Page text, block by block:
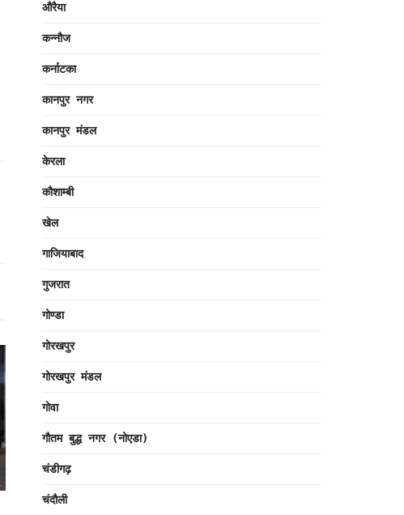
औरैया
कन्नौज
कर्नाटका
कानपुर नगर
कानपुर मंडल
केरला
कौशाम्बी
खेल
गाजियाबाद
गुजरात
गोण्डा
गोरखपुर
गोरखपुर मंडल
गोवा
गौतम बुद्ध नगर (नोएडा)
चंडीगढ़
चंदौली